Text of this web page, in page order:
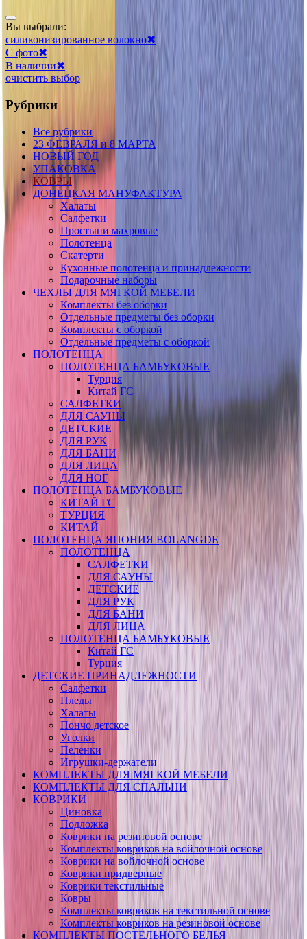
Вы выбрали:
силиконизированное волокно✖
С фото✖
В наличии✖
очистить выбор
Рубрики
Все рубрики
23 ФЕВРАЛЯ и 8 МАРТА
НОВЫЙ ГОД
УПАКОВКА
КОВРЫ
ДОНЕЦКАЯ МАНУФАКТУРА
Халаты
Салфетки
Простыни махровые
Полотенца
Скатерти
Кухонные полотенца и принадлежности
Подарочные наборы
ЧЕХЛЫ ДЛЯ МЯГКОЙ МЕБЕЛИ
Комплекты без оборки
Отдельные предметы без оборки
Комплекты с оборкой
Отдельные предметы с оборкой
ПОЛОТЕНЦА
ПОЛОТЕНЦА БАМБУКОВЫЕ
Турция
Китай ГС
САЛФЕТКИ
ДЛЯ САУНЫ
ДЕТСКИЕ
ДЛЯ РУК
ДЛЯ БАНИ
ДЛЯ ЛИЦА
ДЛЯ НОГ
ПОЛОТЕНЦА БАМБУКОВЫЕ
КИТАЙ ГС
ТУРЦИЯ
КИТАЙ
ПОЛОТЕНЦА ЯПОНИЯ BOLANGDE
ПОЛОТЕНЦА
САЛФЕТКИ
ДЛЯ САУНЫ
ДЕТСКИЕ
ДЛЯ РУК
ДЛЯ БАНИ
ДЛЯ ЛИЦА
ПОЛОТЕНЦА БАМБУКОВЫЕ
Китай ГС
Турция
ДЕТСКИЕ ПРИНАДЛЕЖНОСТИ
Салфетки
Пледы
Халаты
Пончо детское
Уголки
Пеленки
Игрушки-держатели
КОМПЛЕКТЫ ДЛЯ МЯГКОЙ МЕБЕЛИ
КОМПЛЕКТЫ ДЛЯ СПАЛЬНИ
КОВРИКИ
Циновка
Подложка
Коврики на резиновой основе
Комплекты ковриков на войлочной основе
Коврики на войлочной основе
Коврики придверные
Коврики текстильные
Ковры
Комплекты ковриков на текстильной основе
Комплекты ковриков на резиновой основе
КОМПЛЕКТЫ ПОСТЕЛЬНОГО БЕЛЬЯ